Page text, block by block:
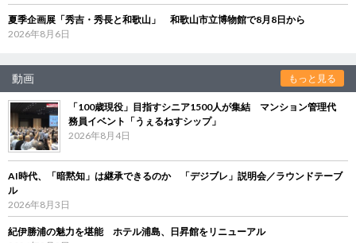
夏季企画展「秀吉・秀長と和歌山」 和歌山市立博物館で8月8日から
2026年8月6日
動画 もっと見る
「100歳現役」目指すシニア1500人が集結 マンション管理代
務員イベント「うぇるねすシップ」
2026年8月4日
AI時代、「暗黙知」は継承できるのか 「デジブレ」説明会／ラウンドテーブ
ル
2026年8月3日
紀伊勝浦の魅力を堪能 ホテル浦島、日昇館をリニューアル